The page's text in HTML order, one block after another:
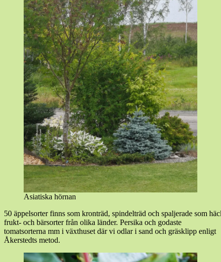
Asiatiska hörnan
50 äppelsorter finns som kronträd, spindelträd och spaljerade som
frukt- och bärsorter från olika länder. Persika och godaste
tomatsorterna mm i växthuset där vi odlar i sand och gräsklipp enligt
Åkerstedts metod.